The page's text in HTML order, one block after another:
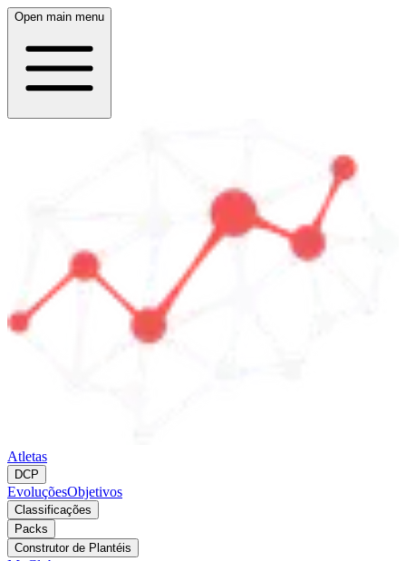
Open main menu
Atletas
DCP
EvoluçõesObjetivos
Classificações
Packs
Construtor de Plantéis